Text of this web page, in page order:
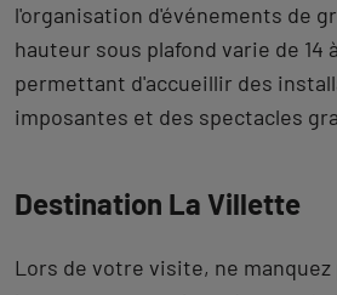
l'organisation d'événements de
hauteur sous plafond varie de 14
permettant d'accueillir des
imposantes et des spectacles
Destination La Villette
Lors de votre visite, ne